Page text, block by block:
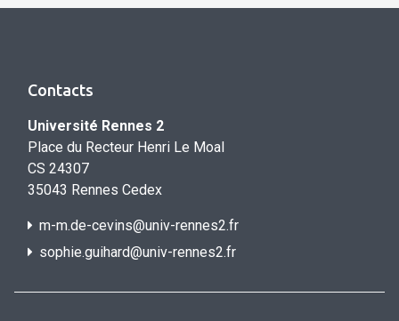
Contacts
Université Rennes 2
Place du Recteur Henri Le Moal
CS 24307
35043 Rennes Cedex
m-m.de-cevins@univ-rennes2.fr
sophie.guihard@univ-rennes2.fr